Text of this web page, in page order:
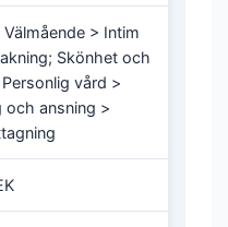
Välmående > Intim
Skönhet och
vård >
och ansning >